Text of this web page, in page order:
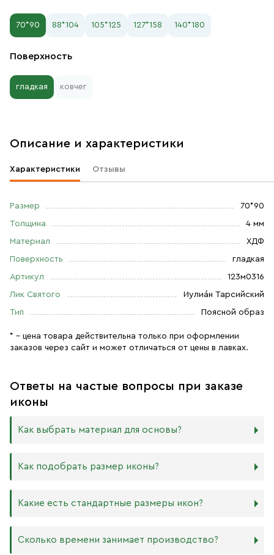
70*90 88*104 105*125 127*158 140*180
Поверхность
гладкая ковчег
Описание и характеристики
Характеристики Отзывы
Размер 70*90
Толщина 4 мм
Материал ХДФ
Поверхность гладкая
Артикул 123м0316
Лик Святого Иулиа́н Тарсийский
Тип Поясной образ
* – цена товара действительна только при оформлении
заказов через сайт и может отличаться от цены в лавках.
Ответы на частые вопросы при заказе
иконы
Как выбрать материал для основы?
Мы изготавливаем иконы на трёх разных видах досок:
МДФ. Ламинированная древесно-стружечная плита —
практически нет. Вы можете самостоятельно выбрать
Как подобрать размер иконы?
Никаких строгих правил по тому, какого размера
иконостас, можно ориентироваться на него.
Какие есть стандартные размеры икон?
105х125 мм
Сколько времени занимает производство?